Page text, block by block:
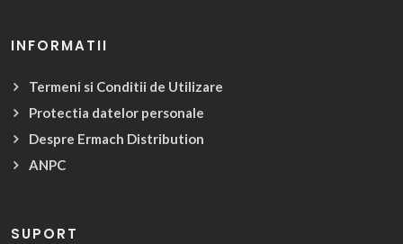
INFORMATII
Termeni si Conditii de Utilizare
Protectia datelor personale
Despre Ermach Distribution
ANPC
SUPORT